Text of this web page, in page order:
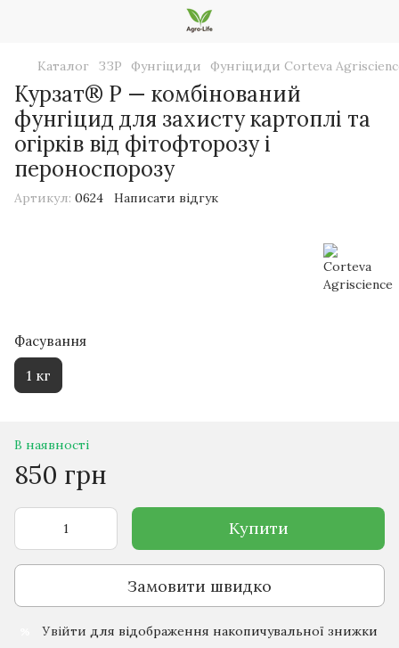
Каталог ЗЗР Фунгіциди Фунгіциди Corteva
Курзат® Р — комбінований
фунгіцид для захисту картоплі та
огірків від фітофторозу і
пероноспорозу
Артикул: 0624 Написати відгук
Фасування
1 кг
В наявності
850 грн
Купити
Замовити швидко
Увійти для відображення накопичувальної знижки